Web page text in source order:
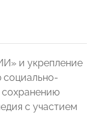
и укрепление
с участием